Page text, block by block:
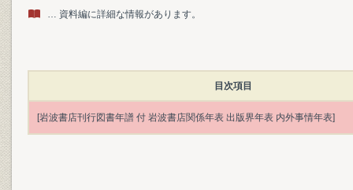
… 資料編に詳細な情報があります。
目次項目
[岩波書店刊行図書年譜 付 岩波書店関係年表 出版界年表 内外事情年表]